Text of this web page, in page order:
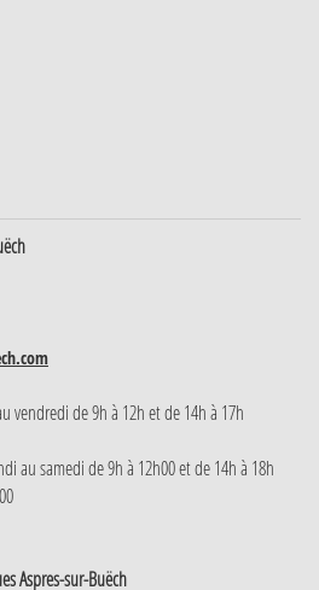
vendredi de 9h à 12h et de 14h à 17h
au samedi de 9h à 12h00 et de 14h à 18h
Aspres-sur-Buëch